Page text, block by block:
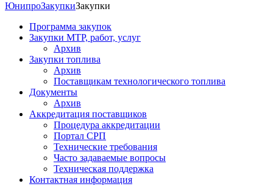
ЮнипроЗакупкиЗакупки
Программа закупок
Закупки МТР, работ, услуг
Архив
Закупки топлива
Архив
Поставщикам технологического топлива
Документы
Архив
Аккредитация поставщиков
Процедура аккредитации
Портал СРП
Технические требования
Часто задаваемые вопросы
Техническая поддержка
Контактная информация